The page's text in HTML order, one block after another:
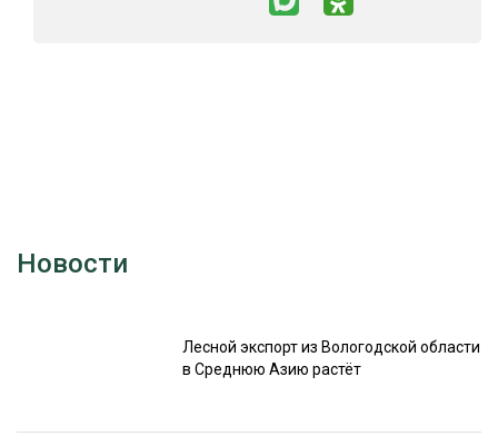
Новости
Лесной экспорт из Вологодской области
в Среднюю Азию растёт